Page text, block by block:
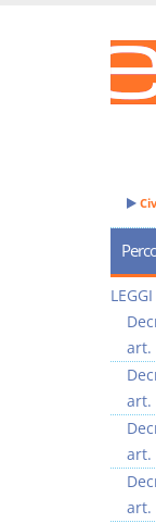
LEGGI
art.
art.
art.
art.